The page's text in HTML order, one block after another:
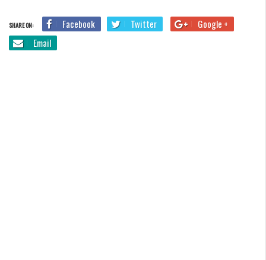
SHARE ON: Facebook Twitter
Google +
Email